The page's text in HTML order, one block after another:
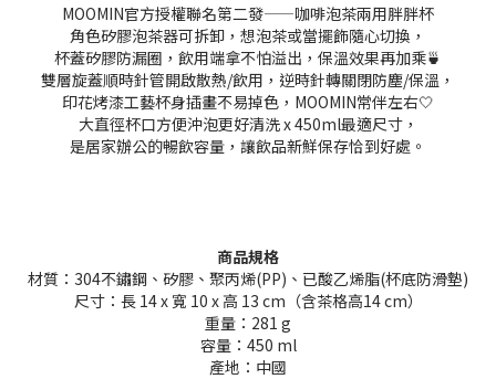
MOOMIN官方授權聯名第二發——咖啡泡茶兩用胖胖杯
角色矽膠泡茶器可拆卸，想泡茶或當擺飾隨心切換，
杯蓋矽膠防漏圈，飲用端拿不怕溢出，保溫效果再加乘🍵
雙層旋蓋順時針管開啟散熱/飲用，逆時針轉關閉防塵/保溫，
印花烤漆工藝杯身插畫不易掉色，MOOMIN常伴左右🤍
大直徑杯口方便沖泡更好清洗 x 450ml最適尺寸，
是居家辦公的暢飲容量，讓飲品新鮮保存恰到好處。
商品規格
材質：304不鏽鋼、矽膠、聚丙烯(PP)、已酸乙烯脂(杯底防滑墊)
尺寸：長 14 x 寬 10 x 高 13 cm（含茶格高14 cm）
重量：281 g
容量：450 ml
產地：中國